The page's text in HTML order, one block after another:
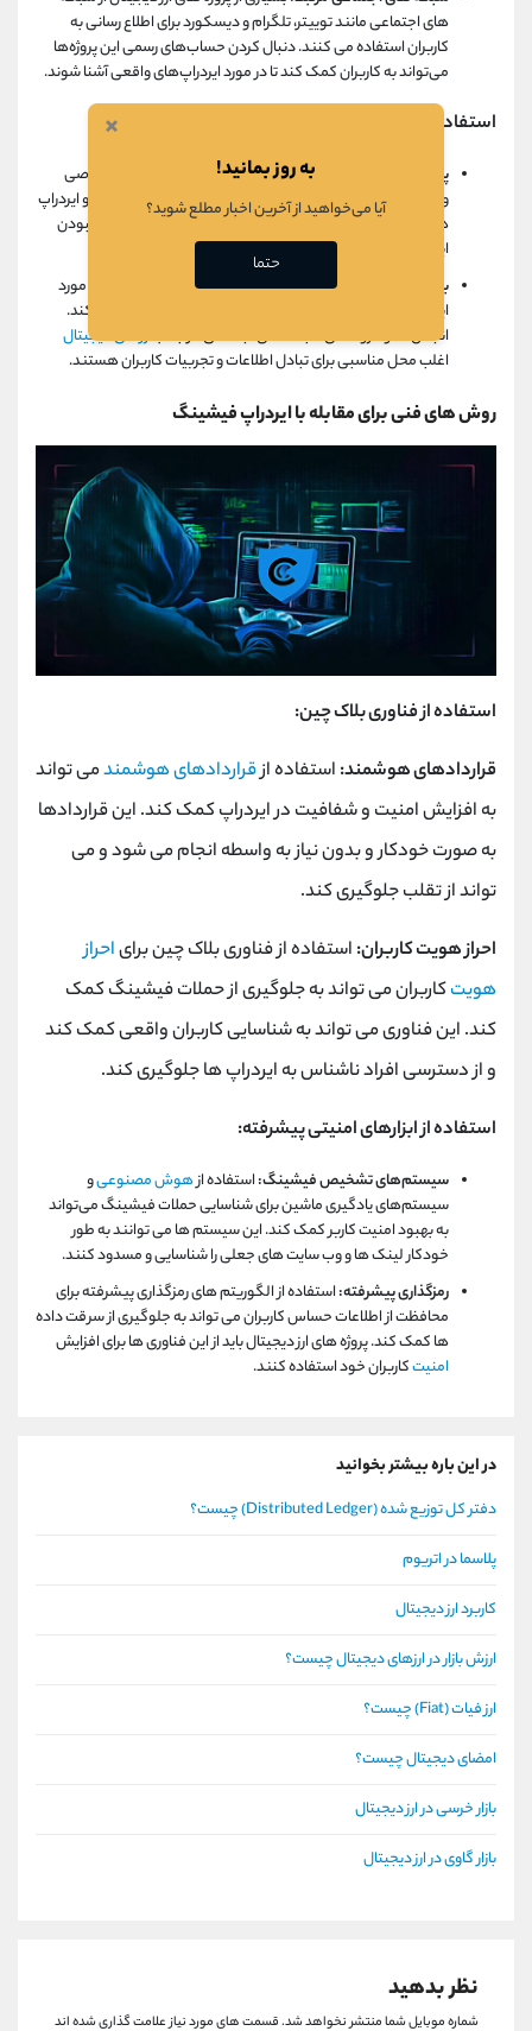
های اجتماعی مانند توییتر، تلگرام و دیسکورد برای اطلاع رسانی به
کاربران استفاده می کنند. دنبال کردن حساب‌های رسمی این پروژه‌ها
می‌تواند به کاربران کمک کند تا در مورد ایردراپ‌های واقعی آشنا شوند.
استفاده از ابزارهای تایید:
پلتفرم ‌های تأیید ایردراپ:برخی از وب‌سایت ‌ها و پلتفرم ‌های خاصی
وجود دارند که ایردراپ را تأیید می‌کنند. این پلتفرم ها، پروژه ها و ایردراپ
های خود را بررسی می کنند و اطلاعاتی در مورد معتبر بودن یا نبودن
ایردراپ ها ارائه می دهند.
بررسی نظرات کاربران:خواندن نظرات و تجربیات سایر کاربران در مورد
ایردراپ می تواند به شما در شناسایی ایردراپ های جعلی کمک کند.
انجمن ها و گروه های شبکه های اجتماعی مرتبط باارزهای دیجیتال
اغلب محل مناسبی برای تبادل اطلاعات و تجربیات کاربران هستند.
روش های فنی برای مقابله با ایردراپ فیشینگ
استفاده از فناوری بلاک چین:
قراردادهای هوشمند: استفاده ازقراردادهای هوشمندمی تواند
به افزایش امنیت و شفافیت در ایردراپ کمک کند. این قراردادها
به صورت خودکار و بدون نیاز به واسطه انجام می شود و می
تواند از تقلب جلوگیری کند.
احراز هویت کاربران: استفاده از فناوری بلاک چین برایاحراز
هویتکاربران می تواند به جلوگیری از حملات فیشینگ کمک
کند. این فناوری می تواند به شناسایی کاربران واقعی کمک کند
و از دسترسی افراد ناشناس به ایردراپ ها جلوگیری کند.
استفاده از ابزارهای امنیتی پیشرفته:
سیستم‌های تشخیص فیشینگ:استفاده ازهوش مصنوعیو
سیستم‌های یادگیری ماشین برای شناسایی حملات فیشینگ می‌تواند
به بهبود امنیت کاربر کمک کند. این سیستم ها می توانند به طور
خودکار لینک ها و وب سایت های جعلی را شناسایی و مسدود کنند.
رمزگذاری پیشرفته:استفاده از الگوریتم های رمزگذاری پیشرفته برای
محافظت از اطلاعات حساس کاربران می تواند به جلوگیری از سرقت داده
ها کمک کند. پروژه های ارز دیجیتال باید از این فناوری ها برای افزایش
امنیتکاربران خود استفاده کنند.
در این باره بیشتر بخوانید
دفتر کل توزیع شده (Distributed Ledger) چیست؟
پلاسما در اتریوم
کاربرد ارز دیجیتال
ارزش بازار در ارزهای دیجیتال چیست؟
ارز فیات (Fiat) چیست؟
امضای دیجیتال چیست؟
بازار خرسی در ارز دیجیتال
بازار گاوی در ارز دیجیتال
نظر بدهید
شماره موبایل شما منتشر نخواهد شد.قسمت های مورد نیاز علامت گذاری شده اند
×
به روز بمانید!
آیا می‌خواهید از آخرین اخبار مطلع شوید؟
حتما